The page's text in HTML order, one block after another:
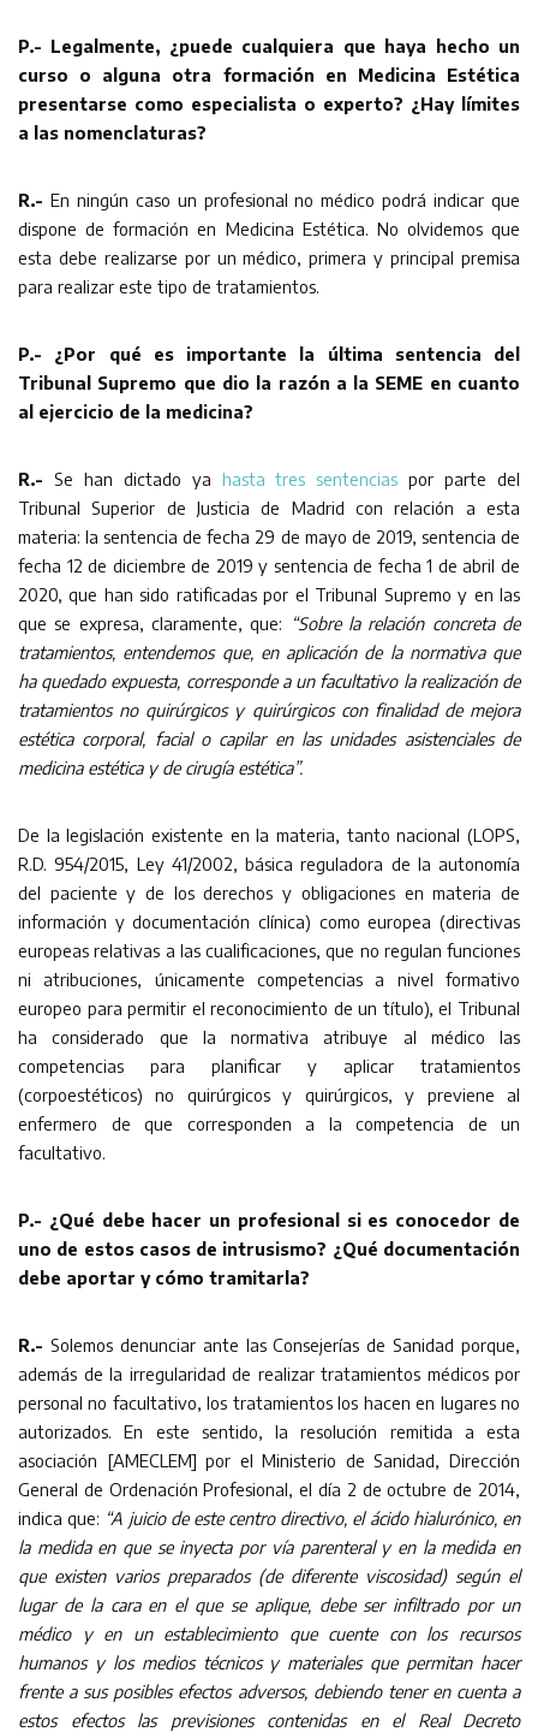
P.- Legalmente, ¿puede cualquiera que haya hecho un
curso o alguna otra formación en Medicina Estética
presentarse como especialista o experto? ¿Hay límites
a las nomenclaturas?
R.- En ningún caso un profesional no médico podrá indicar que
dispone de formación en Medicina Estética. No olvidemos que
esta debe realizarse por un médico, primera y principal premisa
para realizar este tipo de tratamientos.
P.- ¿Por qué es importante la última sentencia del
Tribunal Supremo que dio la razón a la SEME en cuanto
al ejercicio de la medicina?
R.- Se han dictado ya hasta tres sentencias por parte del
Tribunal Superior de Justicia de Madrid con relación a esta
materia: la sentencia de fecha 29 de mayo de 2019, sentencia de
fecha 12 de diciembre de 2019 y sentencia de fecha 1 de abril de
2020, que han sido ratificadas por el Tribunal Supremo y en las
que se expresa, claramente, que:
“Sobre la relación concreta de
tratamientos, entendemos que, en aplicación de la normativa que
ha quedado expuesta, corresponde a un facultativo la realización de
tratamientos no quirúrgicos y quirúrgicos con finalidad de mejora
estética corporal, facial o capilar en las unidades asistenciales de
medicina estética y de cirugía estética”.
De la legislación existente en la materia, tanto nacional (LOPS,
R.D. 954/2015, Ley 41/2002, básica reguladora de la autonomía
del paciente y de los derechos y obligaciones en materia de
información y documentación clínica) como europea (directivas
europeas relativas a las cualificaciones, que no regulan funciones
ni atribuciones, únicamente competencias a nivel formativo
europeo para permitir el reconocimiento de un título), el Tribunal
ha considerado que la normativa atribuye al médico las
competencias para planificar y aplicar tratamientos
(corpoestéticos) no quirúrgicos y quirúrgicos, y previene al
enfermero de que corresponden a la competencia de un
facultativo.
P.- ¿Qué debe hacer un profesional si es conocedor de
uno de estos casos de intrusismo? ¿Qué documentación
debe aportar y cómo tramitarla?
R.- Solemos denunciar ante las Consejerías de Sanidad porque,
además de la irregularidad de realizar tratamientos médicos por
personal no facultativo, los tratamientos los hacen en lugares no
autorizados. En este sentido, la resolución remitida a esta
asociación [AMECLEM] por el Ministerio de Sanidad, Dirección
General de Ordenación Profesional, el día 2 de octubre de 2014,
indica que: “A juicio de este centro directivo, el ácido hialurónico, en
la medida en que se inyecta por vía parenteral y en la medida en
que existen varios preparados (de diferente viscosidad) según el
lugar de la cara en el que se aplique, debe ser infiltrado por un
médico y en un establecimiento que cuente con los recursos
humanos y los medios técnicos y materiales que permitan hacer
frente a sus posibles efectos adversos, debiendo tener en cuenta a
estos efectos las previsiones contenidas en el Real Decreto